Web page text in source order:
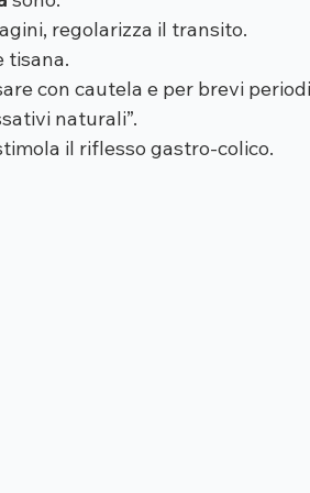
regolarizza il transito.
tisana.
con cautela e per brevi
naturali”.
il riflesso gastro-colico.